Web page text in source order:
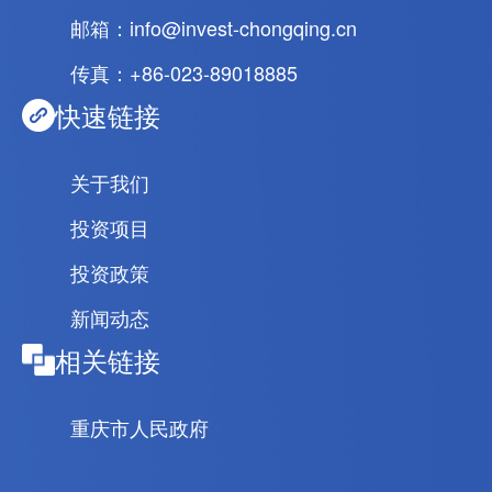
邮箱：info@invest-chongqing.cn
传真：+86-023-89018885
快速链接
关于我们
投资项目
投资政策
新闻动态
相关链接
重庆市人民政府